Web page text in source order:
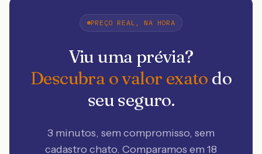
PREÇO REAL, NA HORA
Viu uma prévia?
Descubra o valor exato do
seu seguro.
3 minutos, sem compromisso, sem
cadastro chato. Comparamos em 18